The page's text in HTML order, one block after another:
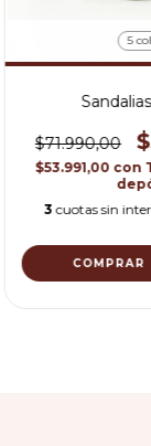
5
$71.990,00
$53.991,00 con
3 cuotas sin
COMPRAR